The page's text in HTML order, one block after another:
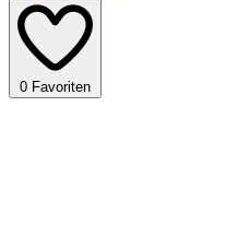
0 Favoriten